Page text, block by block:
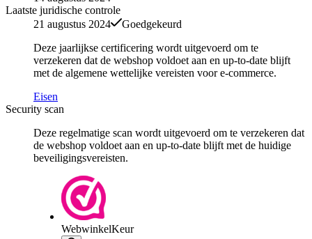
Laatste juridische controle
21 augustus 2024
Goedgekeurd
Deze jaarlijkse certificering wordt uitgevoerd om te
verzekeren dat de webshop voldoet aan en up-to-date blijft
met de algemene wettelijke vereisten voor e-commerce.
Eisen
Security scan
Deze regelmatige scan wordt uitgevoerd om te verzekeren dat
de webshop voldoet aan en up-to-date blijft met de huidige
beveiligingsvereisten.
WebwinkelKeur